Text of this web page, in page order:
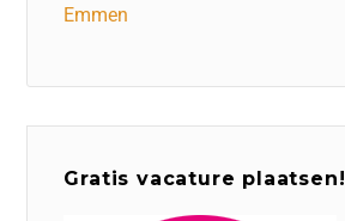
Emmen
Gratis vacature plaatsen!